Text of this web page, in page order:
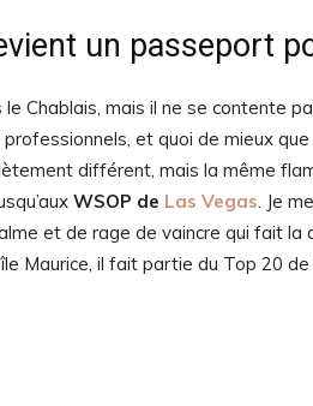
un passeport
Chablais, mais il ne se contente
et quoi de mieux
différent, mais la même
WSOP de Las Vegas. Je
et de rage de vaincre qui fait la
Maurice, il fait partie du Top 20 de